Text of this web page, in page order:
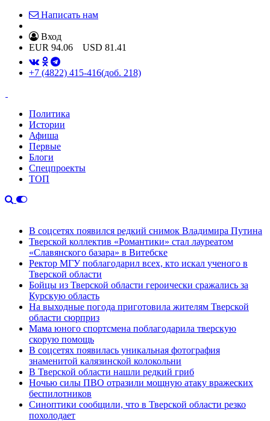
Написать нам
Вход
EUR 94.06 USD 81.41
+7 (4822) 415-416(доб. 218)
Политика
Истории
Афиша
Первые
Блоги
Спецпроекты
ТОП
В соцсетях появился редкий снимок Владимира Путина
Тверской коллектив «Романтики» стал лауреатом
«Славянского базара» в Витебске
Ректор МГУ поблагодарил всех, кто искал ученого в
Тверской области
Бойцы из Тверской области героически сражались за
Курскую область
На выходные погода приготовила жителям Тверской
области сюрприз
Мама юного спортсмена поблагодарила тверскую
скорую помощь
В соцсетях появилась уникальная фотография
знаменитой калязинской колокольни
В Тверской области нашли редкий гриб
Ночью силы ПВО отразили мощную атаку вражеских
беспилотников
Синоптики сообщили, что в Тверской области резко
похолодает